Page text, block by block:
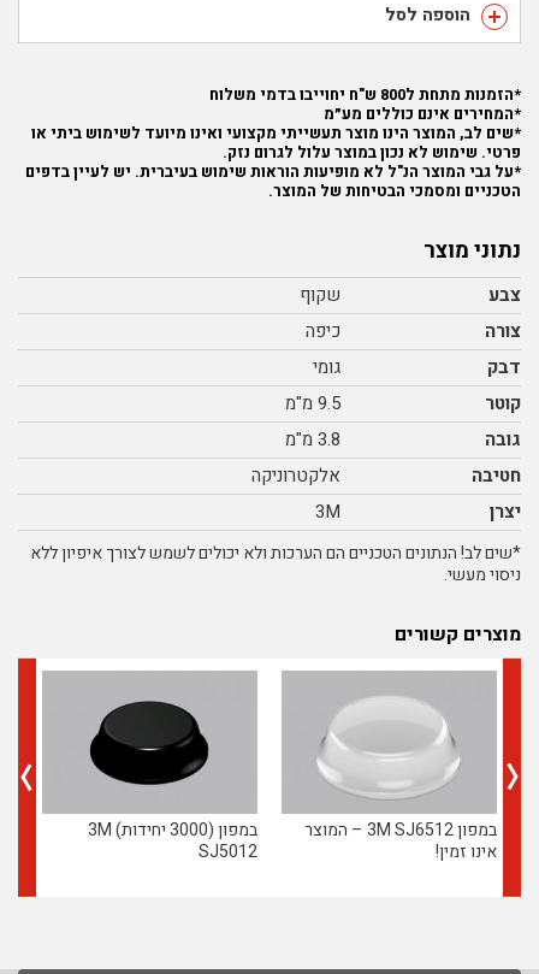
הוספה לסל
*הזמנות מתחת ל800 ש"ח יחוייבו בדמי משלוח
*המחירים אינם כוללים מע״מ
*שים לב, המוצר הינו מוצר תעשייתי מקצועי ואינו מיועד לשימוש ביתי או
פרטי. שימוש לא נכון במוצר עלול לגרום נזק.
*על גבי המוצר הנ"ל לא מופיעות הוראות שימוש בעיברית. יש לעיין בדפים
הטכניים ומסמכי הבטיחות של המוצר.
נתוני מוצר
צבע
שקוף
צורה
כיפה
דבק
גומי
קוטר
9.5 מ"מ
גובה
3.8 מ"מ
חטיבה
אלקטרוניקה
יצרן
3M
*שים לב! הנתונים הטכניים הם הערכות ולא יכולים לשמש לצורך איפיון ללא
ניסוי מעשי.
מוצרים קשורים
במפון 3M SJ6512 – המוצר
אינו זמין!
במפון (3000 יחידות) 3M
SJ5012